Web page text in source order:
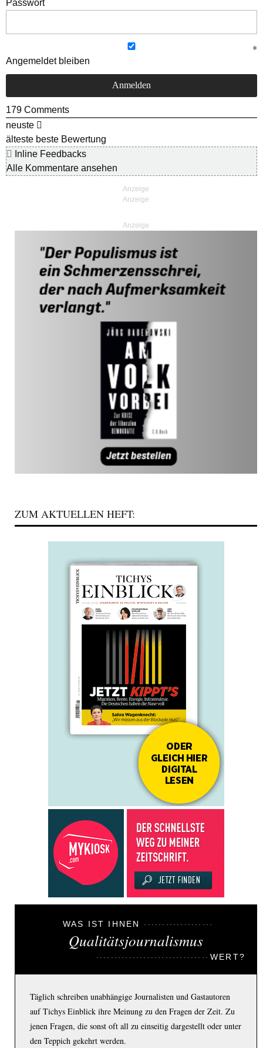
Passwort
Angemeldet bleiben
179 Comments
neuste
älteste beste Bewertung
Inline Feedbacks
Alle Kommentare ansehen
Anzeige
ZUM AKTUELLEN HEFT:
WAS IST IHNEN
Qualitätsjournalismus
WERT?
Täglich schreiben unabhängige Journalisten und Gastautoren
auf Tichys Einblick ihre Meinung zu den Fragen der Zeit. Zu
jenen Fragen, die sonst oft all zu einseitig dargestellt oder unter
den Teppich gekehrt werden.